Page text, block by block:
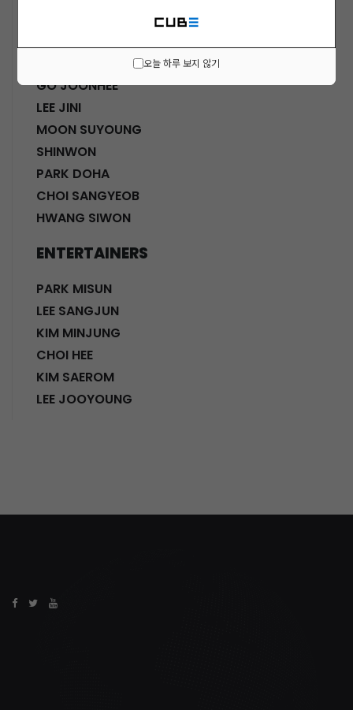
오늘 하루 보지 않기
HWANG SHINHYE
GO JOONHEE
LEE JINI
MOON SUYOUNG
SHINWON
PARK DOHA
CHOI SANGYEOB
HWANG SIWON
ENTERTAINERS
PARK MISUN
LEE SANGJUN
KIM MINJUNG
CHOI HEE
KIM SAEROM
LEE JOOYOUNG